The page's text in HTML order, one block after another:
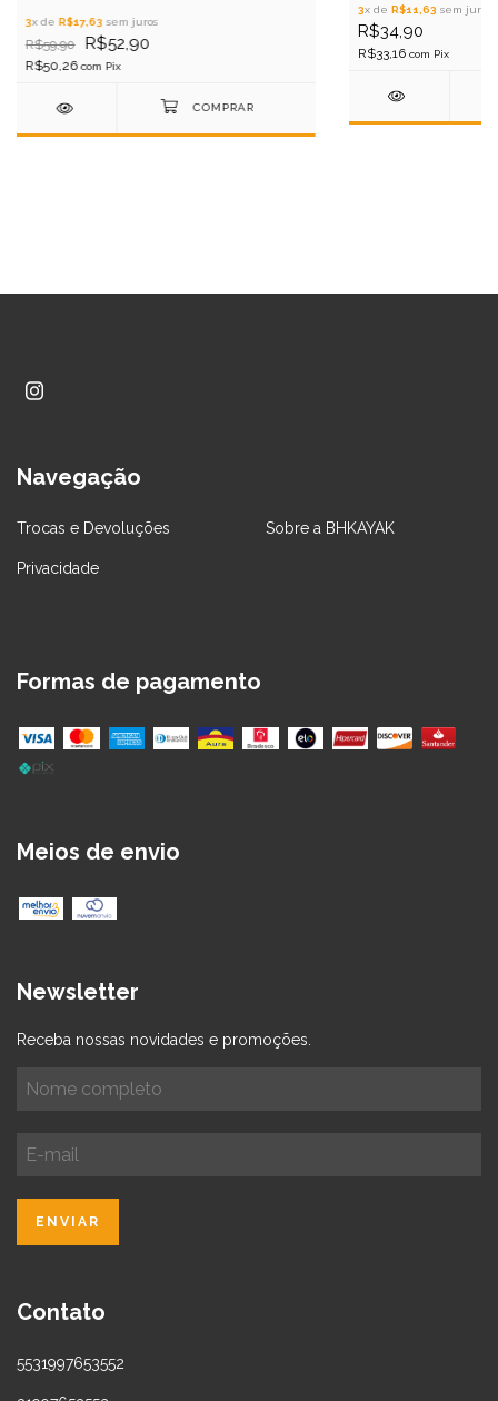
3x de R$17,63 sem juros
R$59,90 R$52,90
R$50,26com Pix
3x de R$11,63 sem juros
R$34,90
R$33,16 com Pix
Navegação
Trocas e Devoluções Sobre a BHKAYAK
Privacidade
Formas de pagamento
Meios de envio
Newsletter
Receba nossas novidades e promoções.
Contato
5531997653552